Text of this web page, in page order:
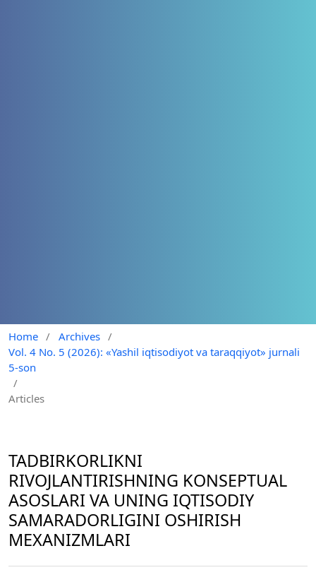
Home / Archives /
Vol. 4 No. 5 (2026): «Yashil iqtisodiyot va taraqqiyot» jurnali
5-son
/
Articles
TADBIRKORLIKNI
RIVOJLANTIRISHNING KONSEPTUAL
ASOSLARI VA UNING IQTISODIY
SAMARADORLIGINI OSHIRISH
MEXANIZMLARI